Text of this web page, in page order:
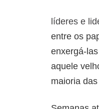
líderes e
entre os
enxergá-
aquele
maioria